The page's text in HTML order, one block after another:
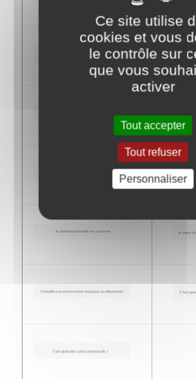
Ce site utilise
cookies et vous
le contrôle sur
que vous
activer
Tout accepter
Tout refuser
Personnaliser